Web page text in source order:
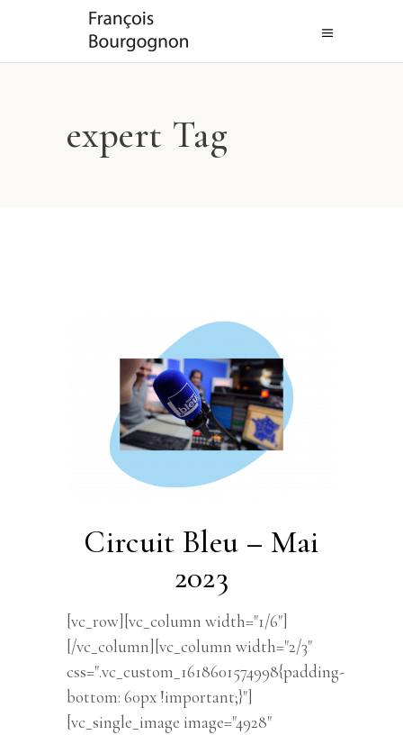
expert Tag
Circuit Bleu – Mai
2023
[vc_row][vc_column width="1/6"]
[/vc_column][vc_column width="2/3"
css=".vc_custom_1618601574998{padding-
bottom: 60px !important;}"]
[vc_single_image image="4928"